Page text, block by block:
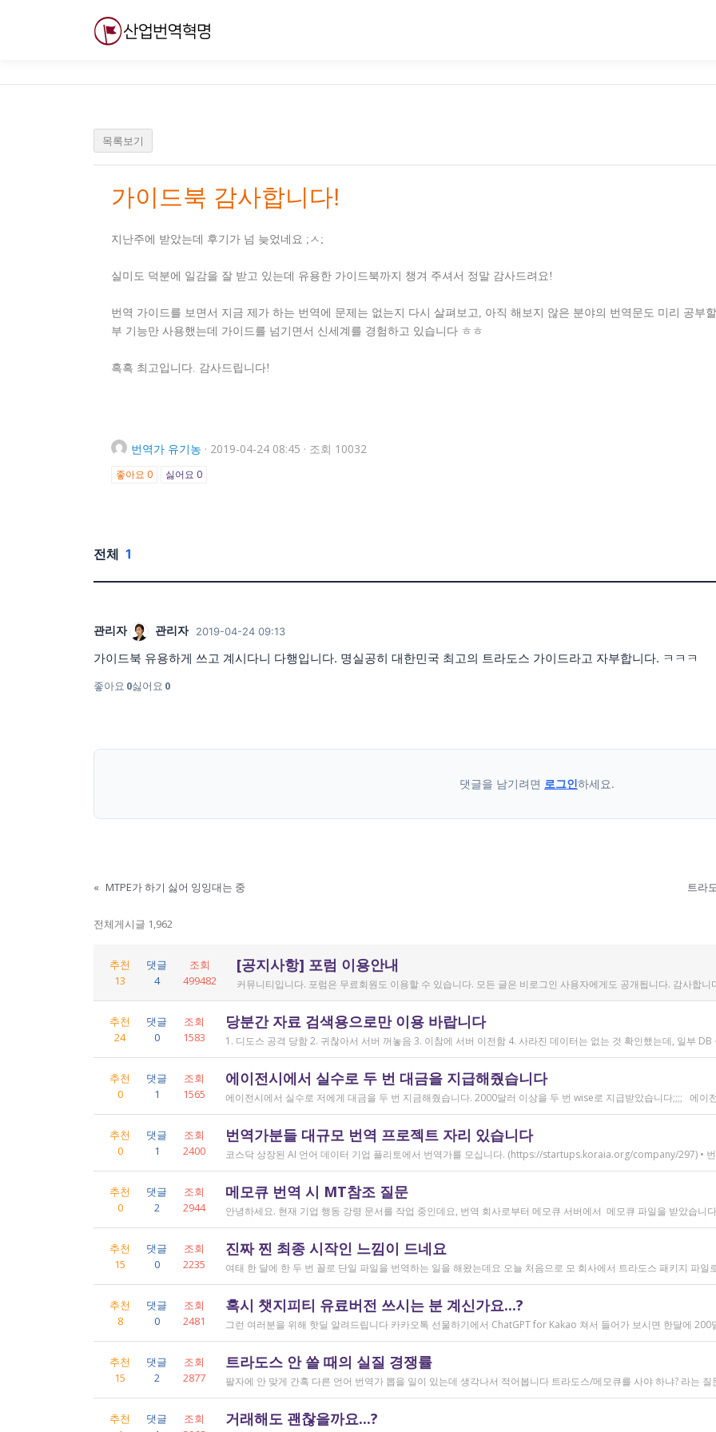
목록보기
가이드북 감사합니다!
지난주에 받았는데 후기가 넘 늦었네요 ;ㅅ;
실미도 덕분에 일감을 잘 받고 있는데 유용한 가이드북까지 챙겨 주셔서 정말 감사드려요!
번역 가이드를 보면서 지금 제가 하는 번역에 문제는 없는지 다시 살펴보고, 아직 해보지 않은 분야의 번역문도 미리 공부
부 기능만 사용했는데 가이드를 넘기면서 신세계를 경험하고 있습니다 ㅎㅎ
흑흑 최고입니다. 감사드립니다!
번역가 유기농 · 2019-04-24 08:45 · 조회 10032
좋아요 0 싫어요 0
전체 1
관리자 관리자 2019-04-24 09:13
가이드북 유용하게 쓰고 계시다니 다행입니다. 명실공히 대한민국 최고의 트라도스 가이드라고 자부합니다. ㅋㅋㅋ
좋아요 0싫어요 0
댓글을 남기려면 로그인하세요.
« MTPE가 하기 싫어 잉잉대는 중 트라
전체게시글 1,962
추천
13
댓글
4
조회
499482
[공지사항] 포럼 이용안내
커뮤니티입니다. 포럼은 무료회원도 이용할 수 있습니다. 모든 글은 비로그인 사용자에게도 공개됩니다. 감사합니
추천
24
댓글
0
조회
1583
당분간 자료 검색용으로만 이용 바랍니다
추천
0
댓글
1
조회
1565
에이전시에서 실수로 두 번 대금을 지급해줬습니다
추천
0
댓글
1
조회
2400
번역가분들 대규모 번역 프로젝트 자리 있습니다
추천
0
댓글
2
조회
2944
메모큐 번역 시 MT참조 질문
추천
15
댓글
0
조회
2235
진짜 찐 최종 시작인 느낌이 드네요
추천
8
댓글
0
조회
2481
혹시 챗지피티 유료버전 쓰시는 분 계신가요...?
추천
15
댓글
2
조회
2877
트라도스 안 쓸 때의 실질 경쟁률
추천
댓글
조회
거래해도 괜찮을까요...?